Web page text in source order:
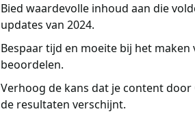
Bied waardevolle inhoud aan die
updates van 2024.
Bespaar tijd en moeite bij het
beoordelen.
Verhoog de kans dat je content
de resultaten verschijnt.